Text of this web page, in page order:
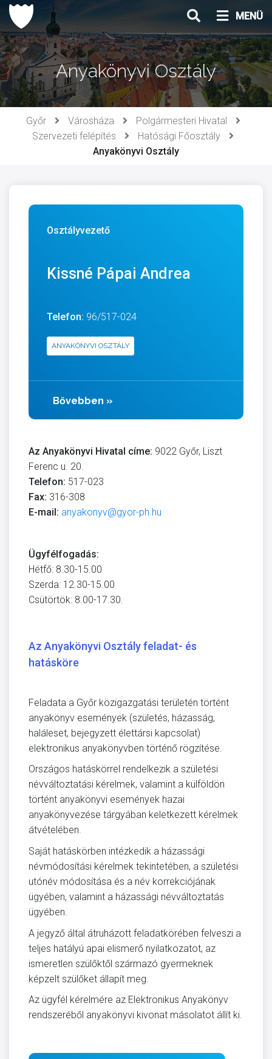
Ugrás
tartalomhoz
MENÜ
Anyakönyvi Osztály
Győr Városháza
Polgármesteri Hivatal
Szervezeti felépítés
Hatósági Főosztály
Anyakönyvi Osztály
Osztályvezető
Kissné Pápai Andrea
Telefon: 96/517-024
ANYAKÖNYVI OSZTÁLY
Bővebben »
Az Anyakönyvi Hivatal címe: 9022 Győr, Liszt
Ferenc u. 20.
Telefon: 517-023
Fax: 316-308
E-mail: anyakonyv@gyor-ph.hu
Ügyfélfogadás:
Hétfő: 8.30-15.00
Szerda: 12.30-15.00
Csütörtök: 8.00-17.30.
Az Anyakönyvi Osztály feladat- és
hatásköre
Feladata a Győr közigazgatási területén történt
anyakönyv események (születés, házasság,
haláleset, bejegyzett élettársi kapcsolat)
elektronikus anyakönyvben történő rögzítése.
Országos hatáskörrel rendelkezik a születési
névváltoztatási kérelmek, valamint a külföldön
történt anyakönyvi események hazai
anyakönyvezése tárgyában keletkezett kérelmek
átvételében.
Saját hatáskörben intézkedik a házassági
névmódosítási kérelmek tekintetében, a születési
utónév módosítása és a név korrekciójának
ügyében, valamint a házassági névváltoztatás
ügyében.
A jegyző által átruházott feladatkörében felveszi a
teljes hatályú apai elismerő nyilatkozatot, az
ismeretlen szülőktől származó gyermeknek
képzelt szülőket állapít meg.
Az ügyfél kérelmére az Elektronikus Anyakönyv
rendszeréből anyakönyvi kivonat másolatot állít ki.